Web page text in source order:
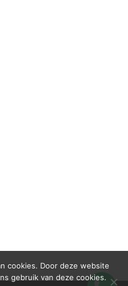
cookies. Door deze website
gebruik van deze cookies.